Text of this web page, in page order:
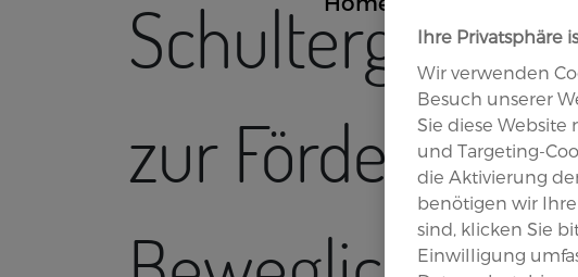
Schultergürtel -
zur Förderung
Ihre Privatsphäre
Wir verwenden
Besuch unserer
Sie diese
und Targeting-
die Aktivierung
benötigen wir
sind, klicken Sie
Einwilligung